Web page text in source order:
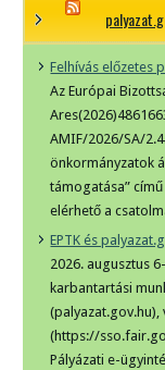
Felhívás előzetes
Az Európai
AMIF/2026/SA/
önkormányzatok
támogatása”
elérhető a
EPTK és
2026. augusztus
karbantartási
(palyazat.gov.hu),
(https://
Pályázati e-